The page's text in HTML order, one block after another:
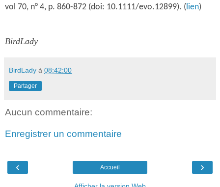
vol 70, n° 4, p. 860-872 (doi: 10.1111/evo.12899). (lien)
BirdLady
BirdLady à 08:42:00
Partager
Aucun commentaire:
Enregistrer un commentaire
‹ ›
Accueil